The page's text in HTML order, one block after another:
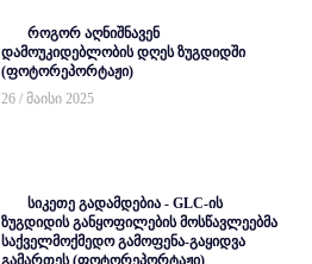
როგორ აღნიშნავენ
დამოუკიდებლობის დღეს ზუგდიდში
(ფოტორეპორტაჟი)
26 / მაისი 2025
სიკეთე გადამდებია - GLC-ის
ზუგდიდის განყოფილების მოსწავლეებმა
საქველმოქმედო გამოფენა-გაყიდვა
გამართეს (ფოტორეპორტაჟი)